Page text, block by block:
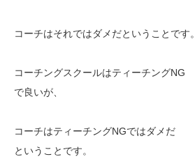
コーチはそれではダメだということです。
コーチングスクールはティーチングNG
で良いが、
コーチはティーチングNGではダメだ
ということです。